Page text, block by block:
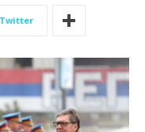
Twitter